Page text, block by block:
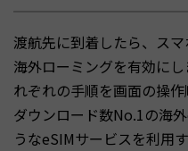
渡航先に到着したら、ス
海外ローミングを有効に
れぞれの手順を画面の操
ダウンロード数No.1の海
うなeSIMサービスを利用